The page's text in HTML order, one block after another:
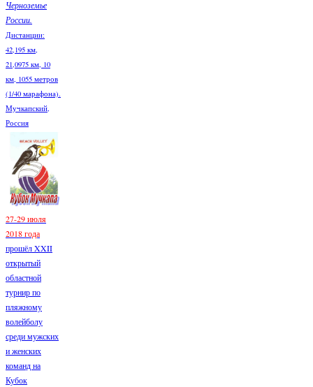
Черноземье
России.
Дистанции:
42,195 км,
21,0975 км, 10
км, 1055 метров
(1/40 марафона).
Мучкапский,
Россия
27-29 июля
2018 года
прошёл XXII
открытый
областной
турнир по
пляжному
волейболу
среди мужских
и женских
команд на
Кубок